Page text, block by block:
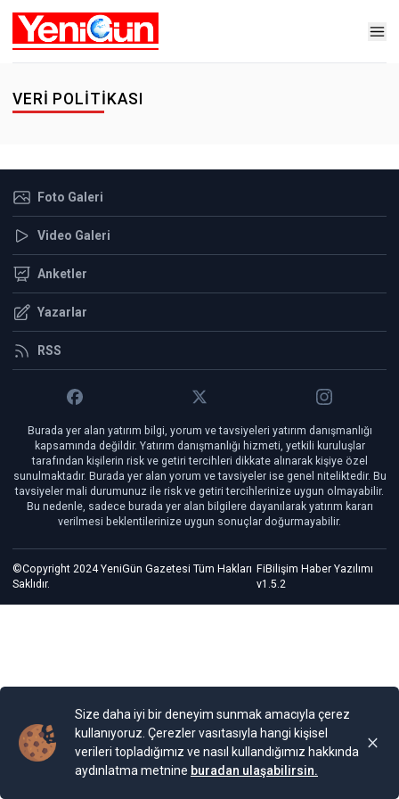
VERI POLITIKASI
Foto Galeri
Video Galeri
Anketler
Yazarlar
RSS
Burada yer alan yatırım bilgi, yorum ve tavsiyeleri yatırım danışmanlığı
kapsamında değildir. Yatırım danışmanlığı hizmeti, yetkili kuruluşlar
tarafından kişilerin risk ve getiri tercihleri dikkate alınarak kişiye özel
sunulmaktadır. Burada yer alan yorum ve tavsiyeler ise genel niteliktedir. Bu
tavsiyeler mali durumunuz ile risk ve getiri tercihlerinize uygun olmayabilir.
Bu nedenle, sadece burada yer alan bilgilere dayanılarak yatırım kararı
verilmesi beklentilerinize uygun sonuçlar doğurmayabilir.
©Copyright 2024 YeniGün Gazetesi Tüm Hakları
Saklıdır.
FiBilişim Haber Yazılımı
v1.5.2
Size daha iyi bir deneyim sunmak amacıyla çerez
kullanıyoruz. Çerezler vasıtasıyla hangi kişisel
verileri topladığımız ve nasıl kullandığımız hakkında
aydınlatma metnine buradan ulaşabilirsin.